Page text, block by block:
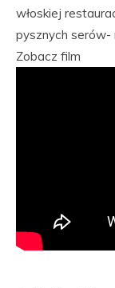
włoskiej
pysznych serów-
Zobacz film